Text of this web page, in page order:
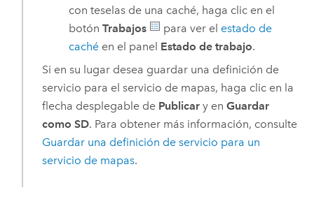
con teselas de una caché, haga clic en el
botónTrabajos para ver el estado de
caché en el panel Estado de trabajo.
Si en su lugar desea guardar una definición de
servicio para el servicio de mapas, haga clic en la
flecha desplegable de Publicary en Guardar
como SD. Para obtener más información, consulte
Guardar una definición de servicio para un
servicio de mapas.